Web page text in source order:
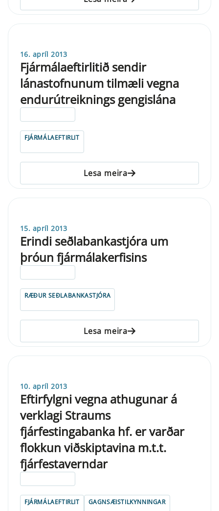
16. apríl 2013
Fjármálaeftirlitið sendir
lánastofnunum tilmæli vegna
endurútreiknings gengislána
FJÁRMÁLAEFTIRLIT
Lesa meira
15. apríl 2013
Erindi seðlabankastjóra um
þróun fjármálakerfisins
RÆÐUR SEÐLABANKASTJÓRA
Lesa meira
10. apríl 2013
Eftirfylgni vegna athugunar á
verklagi Straums
fjárfestingabanka hf. er varðar
flokkun viðskiptavina m.t.t.
fjárfestaverndar
FJÁRMÁLAEFTIRLIT GAGNSÆISTILKYNNINGAR